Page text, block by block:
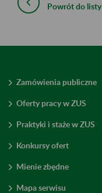
Powrót do listy
Zamówienia publiczne
Oferty pracy w ZUS
Praktyki i staże w ZUS
Konkursy ofert
Mienie zbędne
Mapa serwisu